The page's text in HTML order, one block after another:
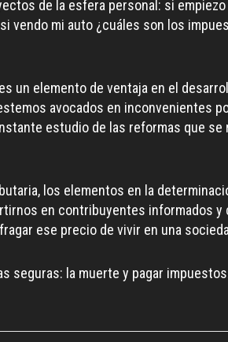
de la esfera personal: si
mi auto ¿cuáles son los
elemento de ventaja en el
avocados en inconvenientes
estudio de las reformas que
los elementos en la
en contribuyentes informados
ese precio de vivir en una
seguras: la muerte y pagar